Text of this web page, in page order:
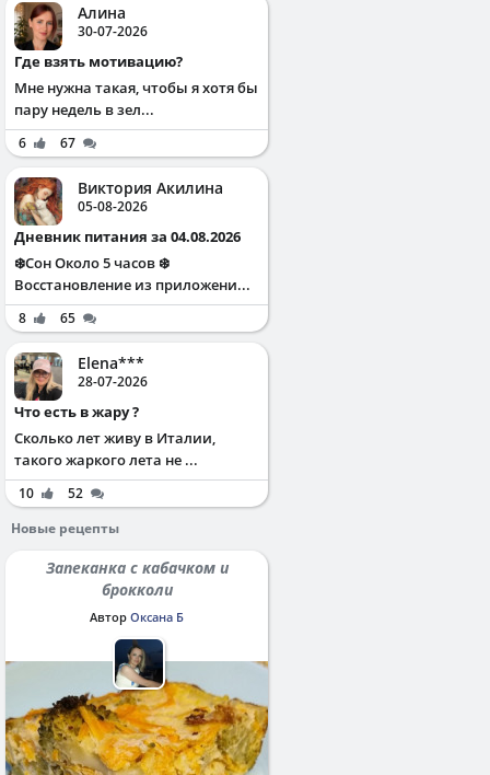
Алина
30-07-2026
Где взять мотивацию?
Мне нужна такая, чтобы я хотя бы
пару недель в зел...
6 67
Виктория Акилина
05-08-2026
Дневник питания за 04.08.2026
❄️Сон Около 5 часов ❄️
Восстановление из приложени...
8 65
Elena***
28-07-2026
Что есть в жару ?
Сколько лет живу в Италии,
такого жаркого лета не ...
10
52
Новые рецепты
Запеканка с кабачком и
брокколи
Автор Оксана Б